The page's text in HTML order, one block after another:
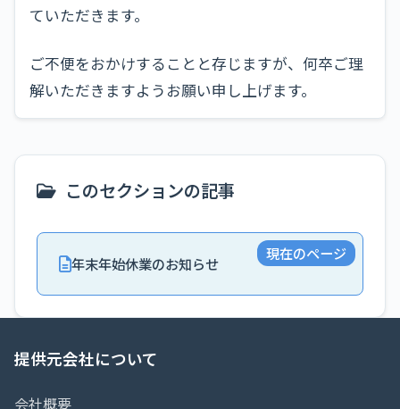
ていただきます。
ご不便をおかけすることと存じますが、何卒ご理
解いただきますようお願い申し上げます。
このセクションの記事
年末年始休業のお知らせ
現在のページ
提供元会社について
会社概要